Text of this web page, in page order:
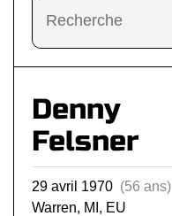
Denny
Felsner
29 avril 1970 (56 ans)
Warren, MI, EU